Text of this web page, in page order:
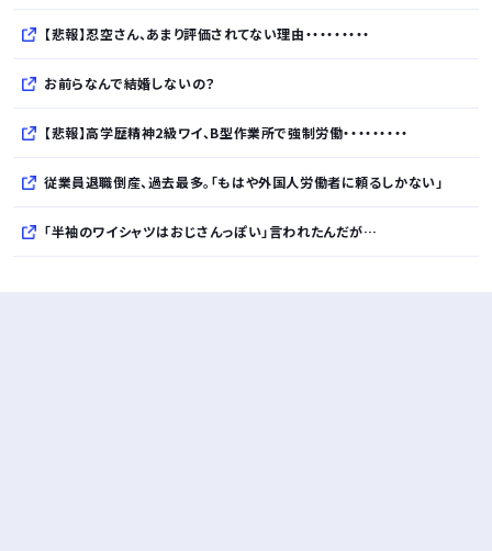
【悲報】忍空さん、あまり評価されてない理由・・・・・・・・・
お前らなんで結婚しないの？
【悲報】高学歴精神2級ワイ、B型作業所で強制労働・・・・・・・・・
従業員退職倒産、過去最多。「もはや外国人労働者に頼るしかない」
「半袖のワイシャツはおじさんっぽい」言われたんだが…